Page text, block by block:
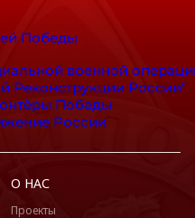
О НАС
Проекты